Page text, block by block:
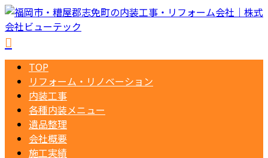
TOP
リフォーム・リノベーション
内装工事
各種内装メニュー
遺品整理
会社概要
施工実績